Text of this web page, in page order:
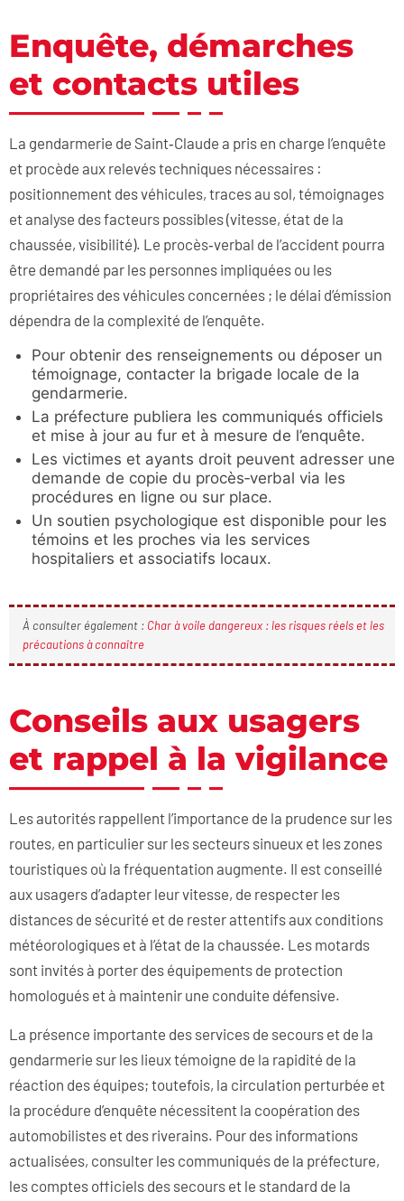
Enquête, démarches
et contacts utiles
La gendarmerie de Saint‑Claude a pris en charge l’enquête
et procède aux relevés techniques nécessaires :
positionnement des véhicules, traces au sol, témoignages
et analyse des facteurs possibles (vitesse, état de la
chaussée, visibilité). Le procès‑verbal de l’accident pourra
être demandé par les personnes impliquées ou les
propriétaires des véhicules concernées ; le délai d’émission
dépendra de la complexité de l’enquête.
Pour obtenir des renseignements ou déposer un
témoignage, contacter la brigade locale de la
gendarmerie.
La préfecture publiera les communiqués officiels
et mise à jour au fur et à mesure de l’enquête.
Les victimes et ayants droit peuvent adresser une
demande de copie du procès‑verbal via les
procédures en ligne ou sur place.
Un soutien psychologique est disponible pour les
témoins et les proches via les services
hospitaliers et associatifs locaux.
À consulter également : Char à voile dangereux : les risques réels et les
précautions à connaître
Conseils aux usagers
et rappel à la vigilance
Les autorités rappellent l’importance de la prudence sur les
routes, en particulier sur les secteurs sinueux et les zones
touristiques où la fréquentation augmente. Il est conseillé
aux usagers d’adapter leur vitesse, de respecter les
distances de sécurité et de rester attentifs aux conditions
météorologiques et à l’état de la chaussée. Les motards
sont invités à porter des équipements de protection
homologués et à maintenir une conduite défensive.
La présence importante des services de secours et de la
gendarmerie sur les lieux témoigne de la rapidité de la
réaction des équipes; toutefois, la circulation perturbée et
la procédure d’enquête nécessitent la coopération des
automobilistes et des riverains. Pour des informations
actualisées, consulter les communiqués de la préfecture,
les comptes officiels des secours et le standard de la